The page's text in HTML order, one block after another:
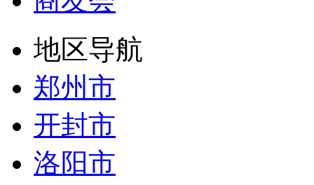
地区导航
郑州市
开封市
洛阳市